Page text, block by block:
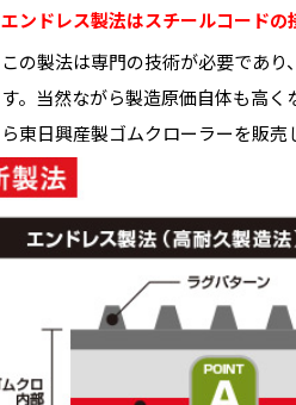
エンドレス製法はスチールコードの
この製法は専門の技術が必要であ
す。当然ながら製造原価自体も高
ら東日興産製ゴムクローラーを販売